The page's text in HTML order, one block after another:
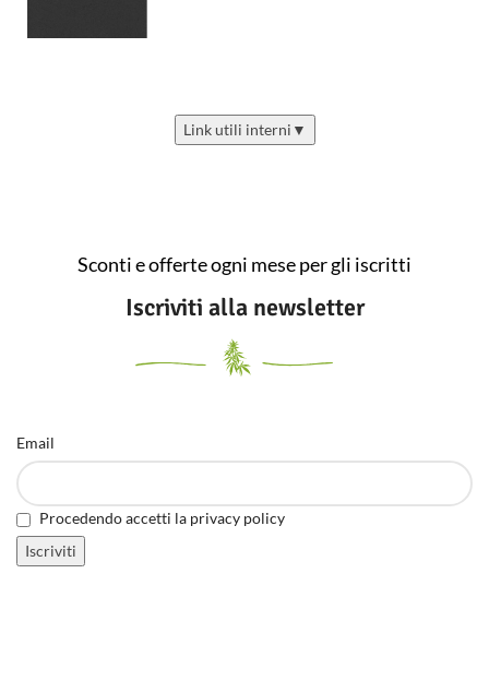
Link utili interni ▼
Sconti e offerte ogni mese per gli iscritti
Iscriviti alla newsletter
Email
Procedendo accetti la privacy policy